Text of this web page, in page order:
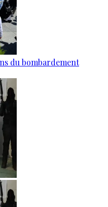
du bombardement